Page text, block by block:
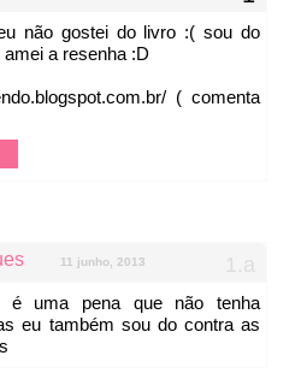
não gostei do livro :( sou do
a resenha :D
( comenta
11 junho, 2013
é uma pena que não tenha
eu também sou do contra as